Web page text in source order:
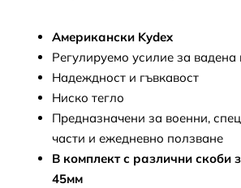
Американски Kydex
Регулируемо усилие за вадена
Надеждност и гъвкавост
Ниско тегло
Предназначени за военни,
части и ежедневно ползване
В комплект с различни скоби
45мм